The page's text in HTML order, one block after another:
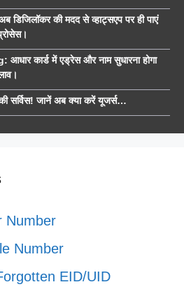
की मदद से व्हाट्सएप पर ही पाएं
कार्ड में एड्रेस और नाम सुधारना होगा
सर्विस! जानें अब क्या करें यूजर्स…
Number
Number
EID/UID